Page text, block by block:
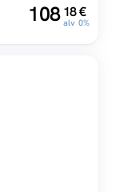
108,18€
alv 0%